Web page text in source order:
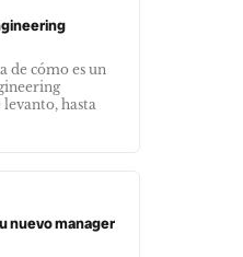
de cómo es un
levanto, hasta
nuevo manager